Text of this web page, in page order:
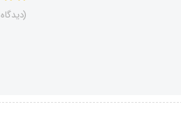
(دیدگاه 2 کاربر)